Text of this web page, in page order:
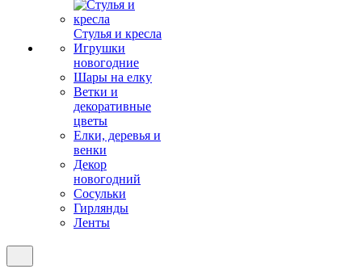
Стулья и кресла
Игрушки
новогодние
Шары на елку
Ветки и
декоративные
цветы
Елки, деревья и
венки
Декор
новогодний
Сосульки
Гирлянды
Ленты